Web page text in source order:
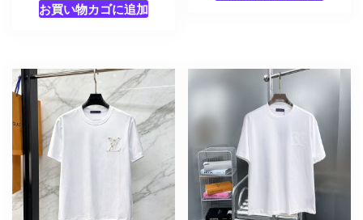
お買い物カゴに追加